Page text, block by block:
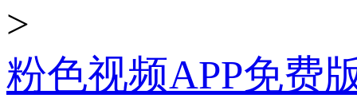
>
粉色视频APP免费